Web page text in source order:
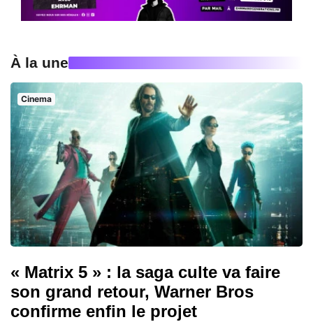
À la une
Cinema
« Matrix 5 » : la saga culte va faire
son grand retour, Warner Bros
confirme enfin le projet